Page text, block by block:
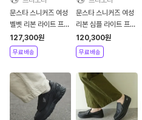
문스타 스니커즈 여성
벨벳 리본 라이트 프라
임 W
127,300원
무료배송
문스타 스니커즈 여성
리본 심플 라이트 프라
임
120,300원
무료배송